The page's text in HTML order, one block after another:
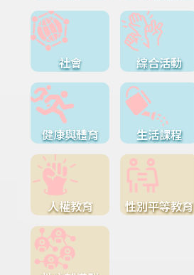
社會 綜合活動
健康與體育 生活課程
人權教育 性別平等教育